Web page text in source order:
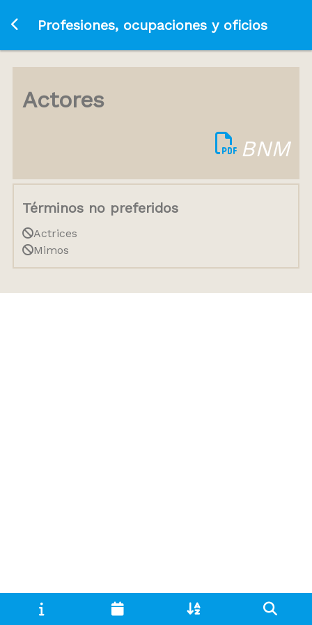
Ir a la página principal
Profesiones, ocupaciones y oficios
Actores
BNM
Términos no preferidos
Actrices
Mimos